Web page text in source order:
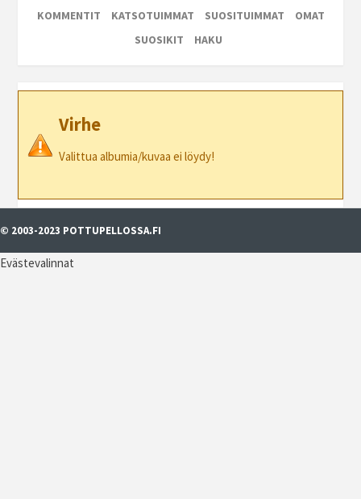
KOMMENTIT
KATSOTUIMMAT SUOSITUIMMAT
OMAT
SUOSIKIT
HAKU
Virhe
Valittua albumia/kuvaa ei löydy!
© 2003-2023 POTTUPELLOSSA.FI
Evästevalinnat